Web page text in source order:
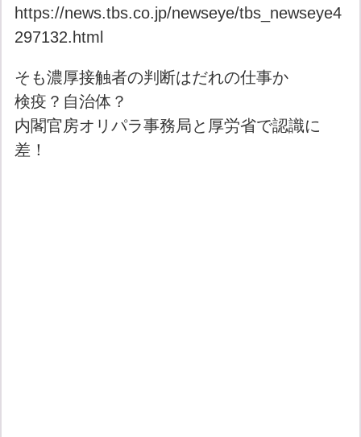
https://news.tbs.co.jp/newseye/tbs_newseye4
297132.html
そも濃厚接触者の判断はだれの仕事か
検疫？自治体？
内閣官房オリパラ事務局と厚労省で認識に
差！